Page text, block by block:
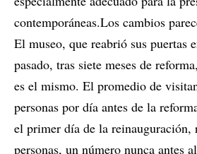
contemporáneas.Los cambios
El museo, que reabrió sus puertas
pasado, tras siete meses de
es el mismo. El promedio de
personas por día antes de la
el primer día de la
personas, un número nunca antes